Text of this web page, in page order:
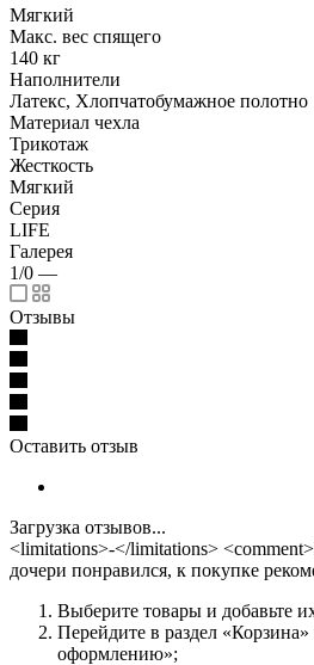
Мягкий
Макс. вес спящего
140 кг
Наполнители
Латекс, Хлопчатобумажное полотно
Материал чехла
Трикотаж
Жесткость
Мягкий
Серия
LIFE
Галерея
1/0 —
Отзывы
Оставить отзыв
Загрузка отзывов...
<limitations>-</limitations>
дочери понравился, к покупке
Выберите товары и добавьте
Перейдите в раздел
оформлению»;